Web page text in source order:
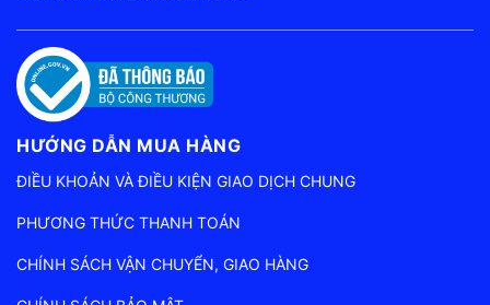
HƯỚNG DẪN MUA HÀNG
ĐIỀU KHOẢN VÀ ĐIỀU KIỆN GIAO DỊCH CHUNG
PHƯƠNG THỨC THANH TOÁN
CHÍNH SÁCH VẬN CHUYỂN, GIAO HÀNG